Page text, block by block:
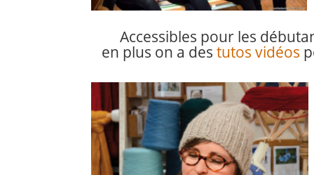
Accessibles pour les
en plus on a des tutos vidéos